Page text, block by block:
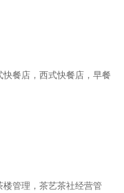
餐店，西式快餐店，早餐
管理，茶艺茶社经营管